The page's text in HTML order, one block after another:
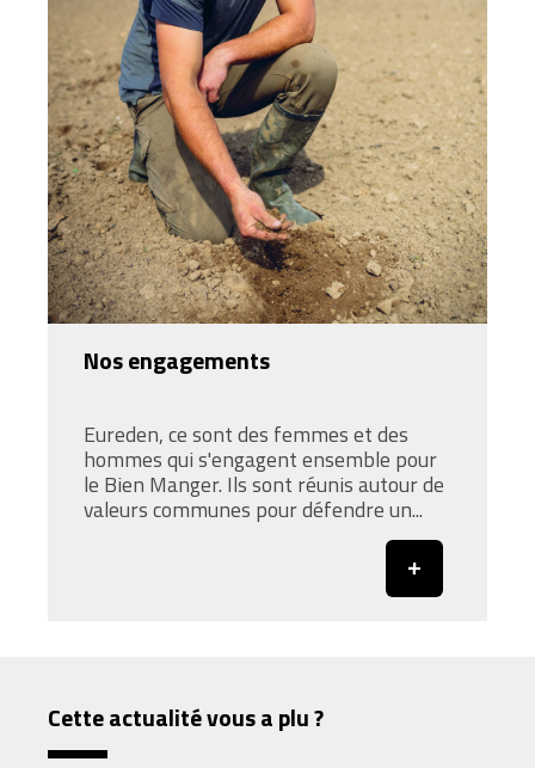
Nos engagements
Eureden, ce sont des femmes et des
hommes qui s'engagent ensemble pour
le Bien Manger. Ils sont réunis autour de
valeurs communes pour défendre un...
Cette actualité vous a plu ?